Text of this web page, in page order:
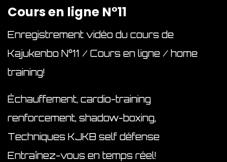
Cours en ligne N°11
Enregistrement vidéo du cours de
Kajukenbo N°11 / Cours en ligne / home
training!
Échauffement, cardio-training
renforcement, shadow-boxing,
Techniques KJKB self défense
Entraînez-vous en temps réel!